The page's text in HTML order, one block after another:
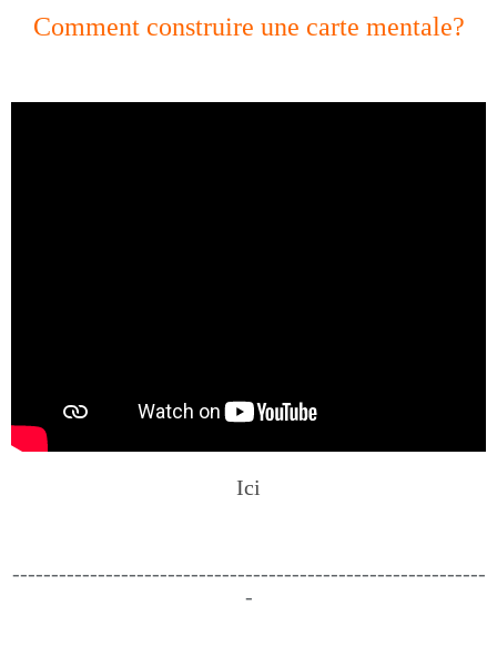
Comment construire une carte mentale?
Ici
-------------------------------------------------------------
-